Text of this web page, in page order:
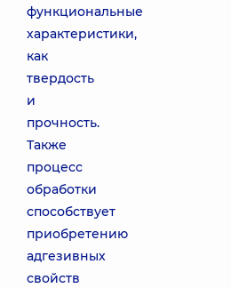
функциональные
характеристики,
как
твердость
и
прочность.
Также
процесс
обработки
способствует
приобретению
адгезивных
свойств